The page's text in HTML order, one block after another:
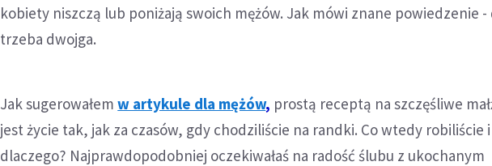
kobiety niszczą lub poniżają swoich mężów. Jak mówi znane powiedzenie -
trzeba dwojga.
Jak sugerowałemw artykule dla mężów, prostą receptą na szczęśliwe
jest życie tak, jak za czasów, gdy chodziliście na randki. Co wtedy robiliście i
dlaczego? Najprawdopodobniej oczekiwałaś na radość ślubu z ukochanym